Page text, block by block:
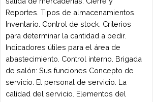
cerradas. Pastas rellenas abiertas.
Salsas clásicas italianas. Recetas de
aplicación de las diferentes técnicas de
amasado, formado y métodos de
cocción, con variación de la materia
prima.
TÉCNICAS FUNDAMENTALES DE